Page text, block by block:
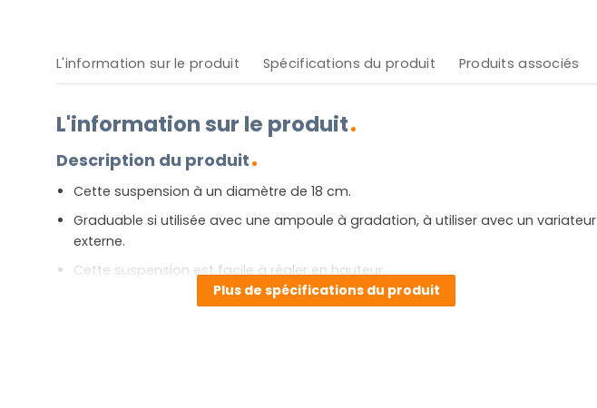
L'information sur le produit Spécifications du produit Produits associés
L'information sur le produit
Description du produit
Cette suspension à un diamètre de 18 cm.
Graduable si utilisée avec une ampoule à gradation, à utiliser avec un variateur
externe.
Cette suspension est facile à régler en hauteur.
l’ajustement est 30-150 cm.Plus de spécifications du produit